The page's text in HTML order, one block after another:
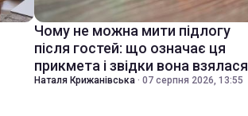
Чому не можна мити підлогу
після гостей: що означає ця
прикмета і звідки вона взялася
Наталя Крижанівська · 07 серпня 2026, 13:55